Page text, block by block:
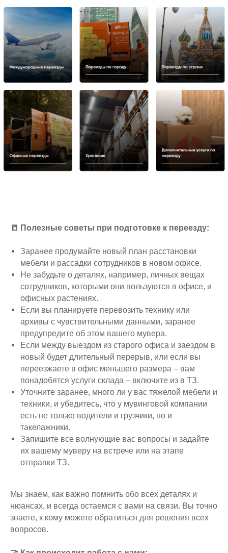
📒 Полезные советы при подготовке к переезду:
Заранее продумайте новый план расстановки
мебели и рассадки сотрудников в новом офисе.
Не забудьте о деталях, например, личных вещах
сотрудников, которыми они пользуются в офисе, и
офисных растениях.
Если вы планируете перевозить технику или
архивы с чувствительными данными, заранее
предупредите об этом вашего мувера.
Если между выездом из старого офиса и заездом в
новый будет длительный перерыв, или если вы
переезжаете в офис меньшего размера – вам
понадобятся услуги склада – включите из в ТЗ.
Уточните заранее, много ли у вас тяжелой мебели и
техники, и убедитесь, что у мувинговой компании
есть не только водители и грузчики, но и
такелажники.
Запишите все волнующие вас вопросы и задайте
их вашему муверу на встрече или на этапе
отправки ТЗ.
Мы знаем, как важно помнить обо всех деталях и
нюансах, и всегда остаемся с вами на связи. Вы точно
знаете, к кому можете обратиться для решения всех
вопросов.